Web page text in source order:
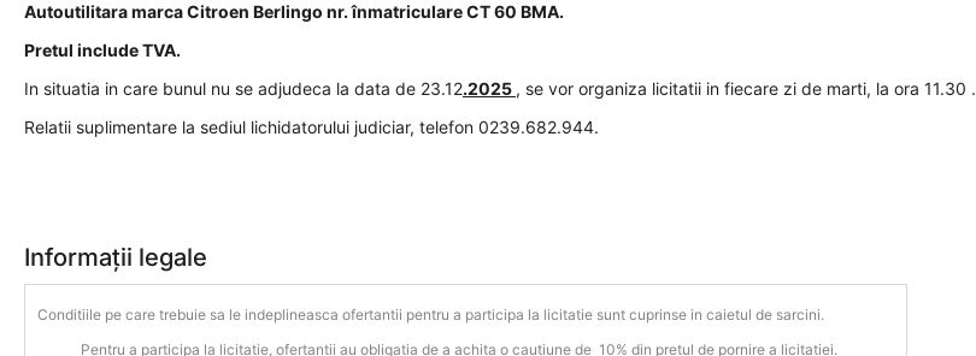
Autoutilitara marca Citroen Berlingo nr. înmatriculare CT 60 BMA.
Pretul include TVA.
In situatia in care bunul nu se adjudeca la data de 23.12.2025 , se vor organiza licitatii in fiecare zi de marti, la ora 11.30 .
Relatii suplimentare la sediul lichidatorului judiciar, telefon 0239.682.944.
Informații legale
Conditiile pe care trebuie sa le indeplineasca ofertantii pentru a participa la licitatie sunt cuprinse in caietul de sarcini.
Pentru a participa la licitatie, ofertantii au obligatia de a achita o cautiune de 10% din pretul de pornire a licitatiei.